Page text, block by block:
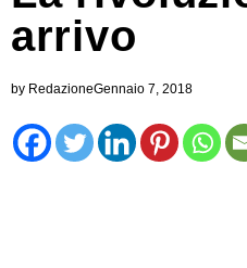
arrivo
by RedazioneGennaio 7, 2018